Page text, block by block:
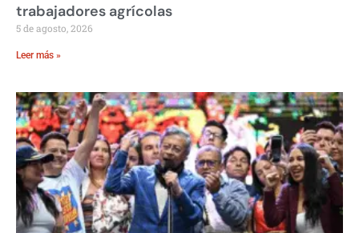
trabajadores agrícolas
5 de agosto, 2026
Leer más »